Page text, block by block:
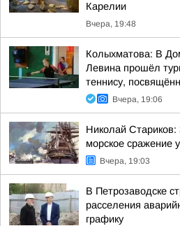
Карелии
Вчера, 19:48
Колыхматова: В
Левина прошёл
теннису,
Вчера, 19:06
Николай
морское сражение
Вчера, 19:03
В Петрозаводске
расселения
графику